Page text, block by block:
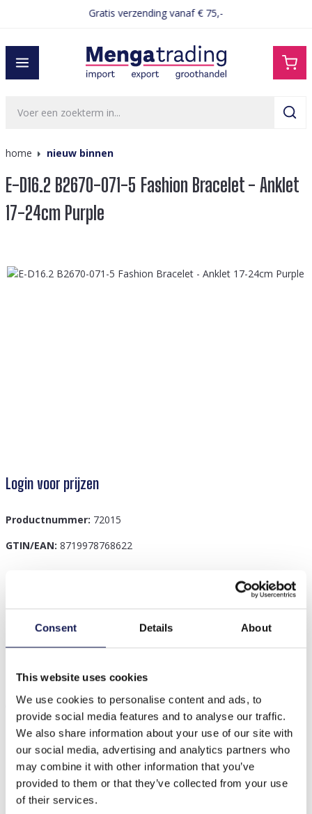
Consent Details About
This website uses cookies
We use cookies to personalise content and ads, to
provide social media features and to analyse our traffic.
We also share information about your use of our site with
our social media, advertising and analytics partners who
may combine it with other information that you’ve
provided to them or that they’ve collected from your use
of their services.
Gratis verzending vanaf € 75,-
home nieuw binnen
E-D16.2 B2670-071-5 Fashion Bracelet - Anklet
17-24cm Purple
Afbeeldingengalerij overslaan
Login voor prijzen
Productnummer: 72015
GTIN/EAN: 8719978768622
E-D16.2 B2670-071-5 Fashion Armband - Enkelbandje
Anderen kochten ook